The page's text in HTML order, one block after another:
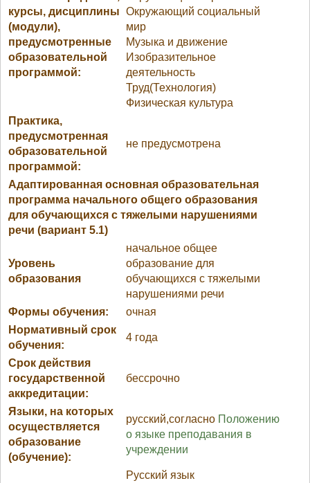
курсы, дисциплины
(модули),
предусмотренные
образовательной
программой:
Окружающий социальный
мир
Музыка и движение
Изобразительное
деятельность
Труд(Технология)
Физическая культура
Практика,
предусмотренная
образовательной
программой:
не предусмотрена
Адаптированная основная образовательная
программа начального общего образования
для обучающихся с тяжелыми нарушениями
речи (вариант 5.1)
Уровень
образования
начальное общее
образование для
обучающихся с тяжелыми
нарушениями речи
Формы обучения:
очная
Нормативный срок
обучения:
4 года
Срок действия
государственной
аккредитации:
бессрочно
Языки, на которых
осуществляется
образование
(обучение):
русский,согласно Положению
о языке преподавания в
учреждении
Русский язык